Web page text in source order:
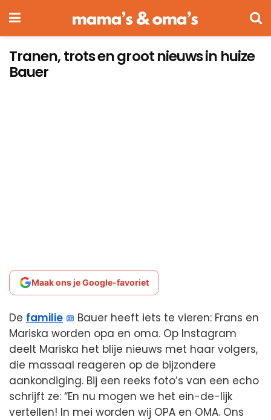
Tranen, trots en groot nieuws in huize
Bauer
Maak ons je Google-favoriet
De familie
Bauer heeft iets te vieren: Frans en
Mariska worden opa en oma. Op Instagram
deelt Mariska het blije nieuws met haar volgers,
die massaal reageren op de bijzondere
aankondiging. Bij een reeks foto’s van een echo
schrijft ze: “En nu mogen we het ein-de-lijk
vertellen! In mei worden wij OPA en OMA. Ons